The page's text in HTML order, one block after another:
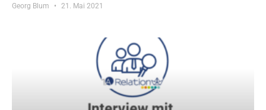
Georg Blum 21. Mai 2021